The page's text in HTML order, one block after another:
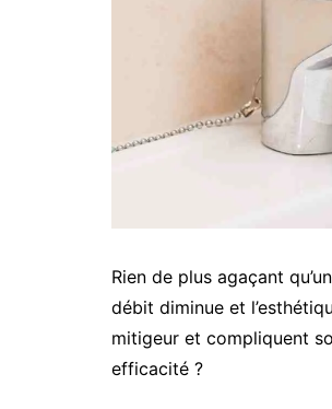
Rien de plus agaçant
débit diminue et
mitigeur et compliquent
efficacité ?